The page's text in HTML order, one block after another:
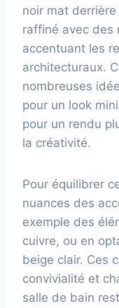
noir mat
raffiné avec des
accentuant les
architecturaux.
nombreuses
pour un look
pour un rendu
la créativité.
Pour équilibrer
nuances des
exemple des
cuivre, ou en
beige clair. Ces
convivialité et
salle de bain